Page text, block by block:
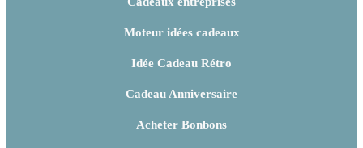
Moteur idées cadeaux
Idée Cadeau Rétro
Cadeau Anniversaire
Acheter Bonbons